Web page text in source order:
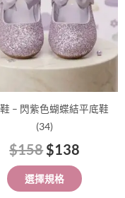
– 閃紫色蝴蝶結平底鞋
(34)
$158$138
選擇規格
款
式。
可
頁
面
選
選